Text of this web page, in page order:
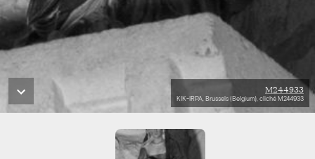
M244933
KIK-IRPA, Brussels (Belgium), cliché M244933